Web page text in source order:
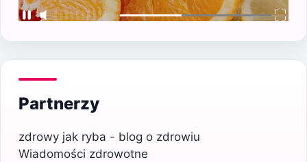
Partnerzy
zdrowy jak ryba - blog o zdrowiu
Wiadomości zdrowotne